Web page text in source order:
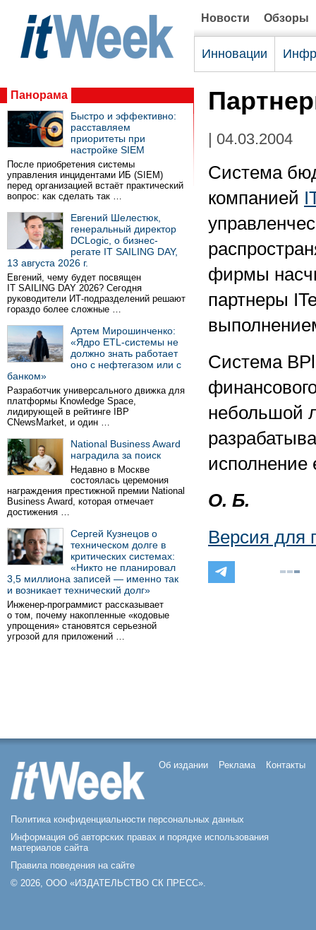
Новости Обзоры
Инновации
Панорама
Быстро и эффективно:
расставляем
приоритеты при
настройке SIEM
После приобретения системы
управления инцидентами ИБ (SIEM)
перед организацией встаёт практический
вопрос: как сделать так …
Евгений Шелестюк,
генеральный директор
DCLogic, о бизнес-
регате IT SAILING DAY,
13 августа 2026 г.
Евгений, чему будет посвящен
IT SAILING DAY 2026? Сегодня
руководители ИТ-подразделений решают
гораздо более сложные …
Артем Мирошинченко:
«Ядро ETL-системы не
должно знать работает
оно с нефтегазом или с
банком»
Разработчик универсального движка для
платформы Knowledge Space,
лидирующей в рейтинге IBP
CNewsMarket, и один …
National Business Award
наградила за поиск
Недавно в Москве
состоялась церемония
награждения престижной премии National
Business Award, которая отмечает
достижения …
Сергей Кузнецов о
техническом долге в
критических системах:
«Никто не планировал
3,5 миллиона записей — именно так
и возникает технический долг»
Инженер-программист рассказывает
о том, почему накопленные «кодовые
упрощения» становятся серьезной
угрозой для приложений …
| 04.03.2004
Система
компанией
фирмы
партнеры
Система
небольшой
исполнение
О. Б.
Версия для
Об издании Реклама Контакты
Политика конфиденциальности персональных данных
Информация об авторских правах и порядке использования
материалов сайта
Правила поведения на сайте
© 2026, ООО «ИЗДАТЕЛЬСТВО СК ПРЕСС».